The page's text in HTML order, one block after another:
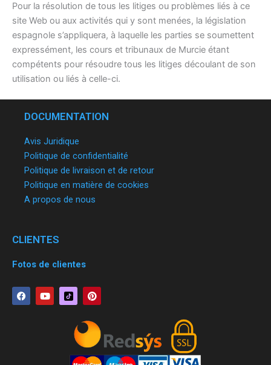
Pour la résolution de tous les litiges ou problèmes liés à ce
site Web ou aux activités qui y sont menées, la législation
espagnole s’appliquera, à laquelle les parties se soumettent
expressément, les cours et tribunaux de Murcie étant
compétents pour résoudre tous les litiges découlant de son
utilisation ou liés à celle-ci.
DOCUMENTATION
Avis Juridique
Politique de confidentialité
Politique de livraison et de retour
Politique en matière de cookies
A propos de nous
CLIENTES
Fotos de clientes
F
a
c
Y
o
u
P
i
n
e
e
s